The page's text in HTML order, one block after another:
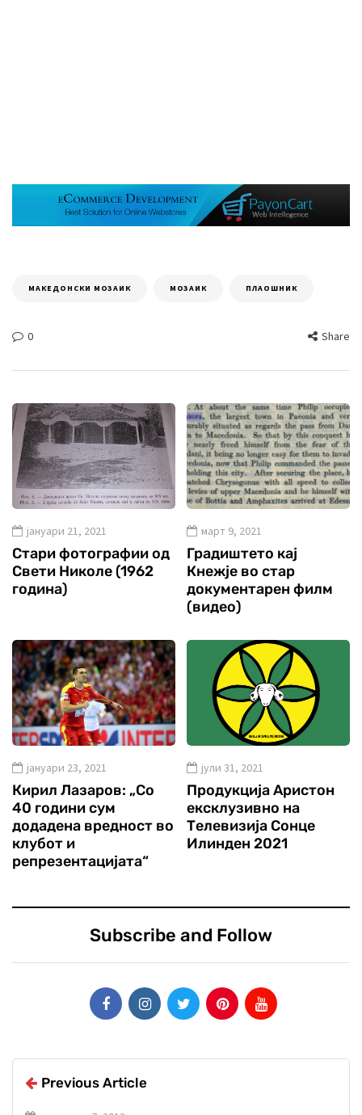
МАКЕДОНСКИ МОЗАИК МОЗАИК ПЛАОШНИК
0 Share
јануари 21, 2021
Стари фотографии од
Свети Николе (1962
година)
март 9, 2021
Градиштето кај
Кнежје во стар
документарен филм
(видео)
јануари 23, 2021
Кирил Лазаров: „Со
40 години сум
додадена вредност во
клубот и
репрезентацијата“
јули 31, 2021
Продукција Аристон
ексклузивно на
Телевизија Сонце
Илинден 2021
Subscribe and Follow
Previous Article